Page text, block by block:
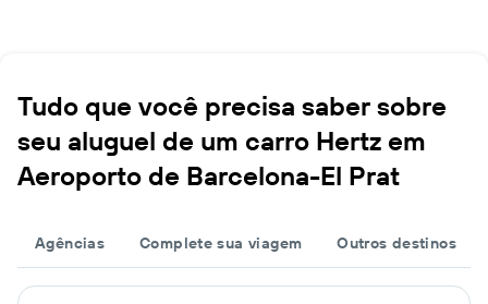
Tudo que você precisa saber sobre
seu aluguel de um carro Hertz em
Aeroporto de Barcelona-El Prat
Agências Complete sua viagem Outros destinos